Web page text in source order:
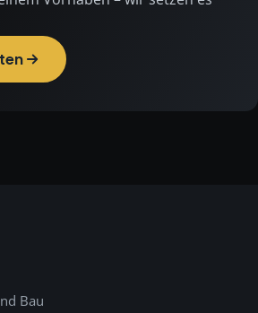
Bau